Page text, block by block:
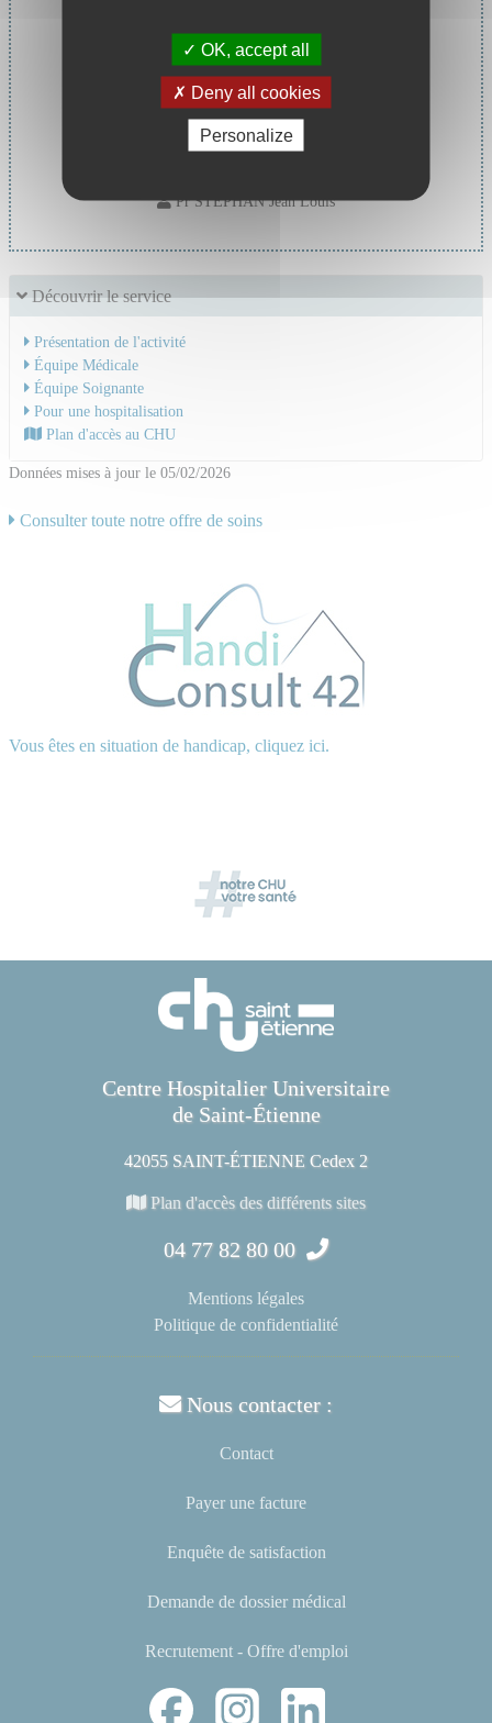
Pr STEPHAN Jean Louis
Découvrir le service
Présentation de l'activité
Équipe Médicale
Équipe Soignante
Pour une hospitalisation
Plan d'accès au CHU
Données mises à jour le 05/02/2026
Consulter toute notre offre de soins
Vous êtes en situation de handicap, cliquez ici.
Centre Hospitalier Universitaire
de Saint-Étienne
42055 SAINT-ÉTIENNE Cedex 2
Plan d'accès des différents sites
04 77 82 80 00
Mentions légales
Politique de confidentialité
Nous contacter :
Contact
Payer une facture
Enquête de satisfaction
Demande de dossier médical
Recrutement - Offre d'emploi
OK, accept all
Deny all cookies
Personalize